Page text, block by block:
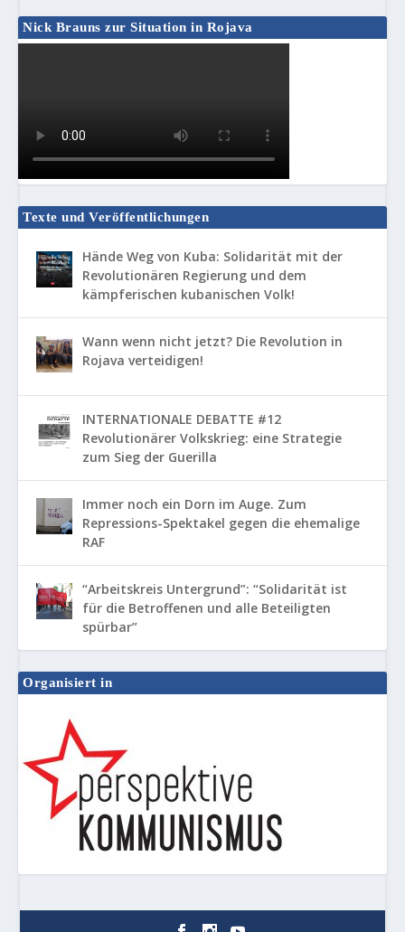
Nick Brauns zur Situation in Rojava
Texte und Veröffentlichungen
Hände Weg von Kuba: Solidarität mit der
Revolutionären Regierung und dem
kämpferischen kubanischen Volk!
Wann wenn nicht jetzt? Die Revolution in
Rojava verteidigen!
INTERNATIONALE DEBATTE #12
Revolutionärer Volkskrieg: eine Strategie
zum Sieg der Guerilla
Immer noch ein Dorn im Auge. Zum
Repressions-Spektakel gegen die ehemalige
RAF
“Arbeitskreis Untergrund”: “Solidarität ist
für die Betroffenen und alle Beteiligten
spürbar”
Organisiert in